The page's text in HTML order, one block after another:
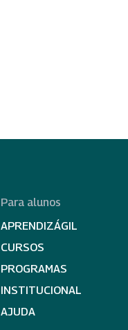
Para alunos
APRENDIZÁGIL
CURSOS
PROGRAMAS
INSTITUCIONAL
AJUDA